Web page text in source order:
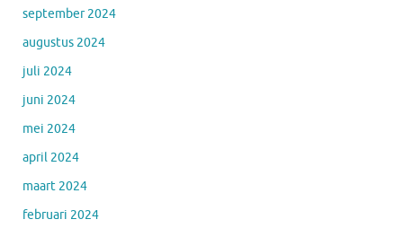
september 2024
augustus 2024
juli 2024
juni 2024
mei 2024
april 2024
maart 2024
februari 2024